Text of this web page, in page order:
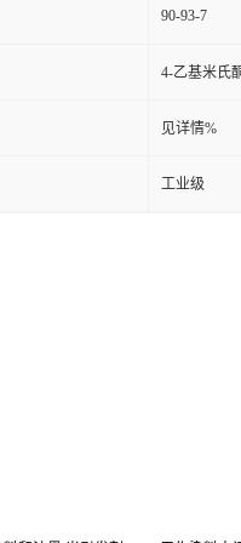
90-93-7
4-乙基米氏
见详情%
工业级